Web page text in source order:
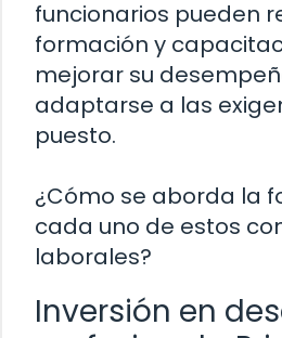
funcionarios pueden
formación y
mejorar su
adaptarse a las
puesto.
¿Cómo se aborda la
cada uno de estos
laborales?
Inversión en